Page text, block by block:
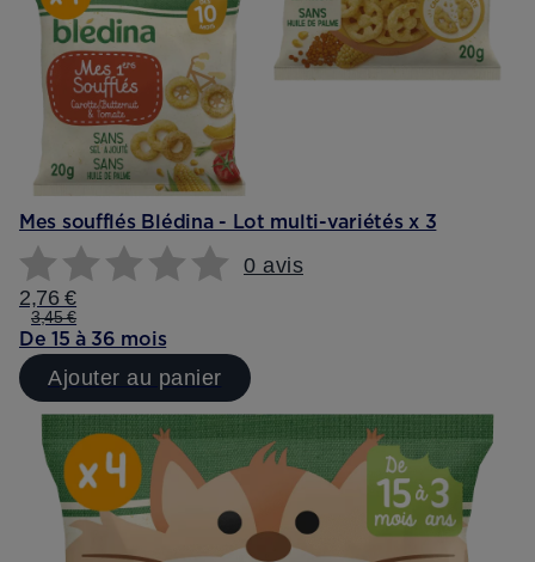
Mes soufflés Blédina - Lot multi-variétés x 3
0 avis
2,76 €
3,45 €
De 15 à 36 mois
Ajouter au panier